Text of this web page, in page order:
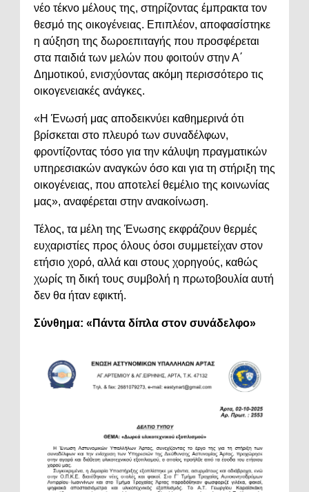
νέο τέκνο μέλους της, στηρίζοντας έμπρακτα τον
θεσμό της οικογένειας. Επιπλέον, αποφασίστηκε
η αύξηση της δωροεπιταγής που προσφέρεται
στα παιδιά των μελών που φοιτούν στην Α΄
Δημοτικού, ενισχύοντας ακόμη περισσότερο τις
οικογενειακές ανάγκες.
«Η Ένωσή μας αποδεικνύει καθημερινά ότι
βρίσκεται στο πλευρό των συναδέλφων,
φροντίζοντας τόσο για την κάλυψη πραγματικών
υπηρεσιακών αναγκών όσο και για τη στήριξη της
οικογένειας, που αποτελεί θεμέλιο της κοινωνίας
μας», αναφέρεται στην ανακοίνωση.
Τέλος, τα μέλη της Ένωσης εκφράζουν θερμές
ευχαριστίες προς όλους όσοι συμμετείχαν στον
ετήσιο χορό, αλλά και στους χορηγούς, καθώς
χωρίς τη δική τους συμβολή η πρωτοβουλία αυτή
δεν θα ήταν εφικτή.
Σύνθημα: «Πάντα δίπλα στον συνάδελφο»